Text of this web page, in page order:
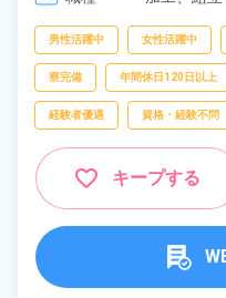
男性活躍中 女性活躍中
寮完備 年間休日120日以上
経験者優遇 資格・経験不問
キープする